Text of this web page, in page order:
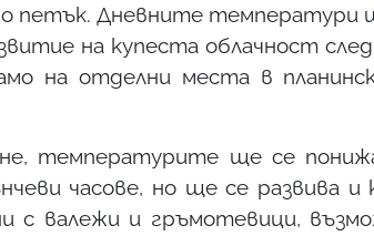
петък. Дневните температури
на купеста облачност
на отделни места в
температурите ще се
часове, но ще се развива и
с валежи и гръмотевици,